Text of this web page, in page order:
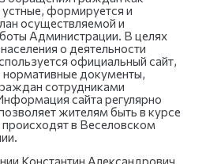
формируется и
осуществляемой и
Администрации. В целях
о деятельности
официальный сайт,
документы,
сотрудниками
сайта регулярно
жителям быть в курсе
в Веселовском
Константин Александрович